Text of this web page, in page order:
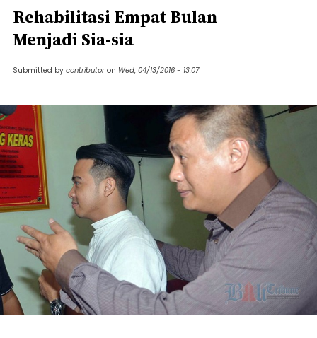
Rehabilitasi Empat Bulan
Menjadi Sia-sia
Submitted by contributor on Wed, 04/13/2016 - 13:07